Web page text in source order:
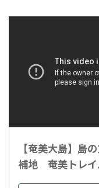
【奄美大島】島
補地 奄美トレイ